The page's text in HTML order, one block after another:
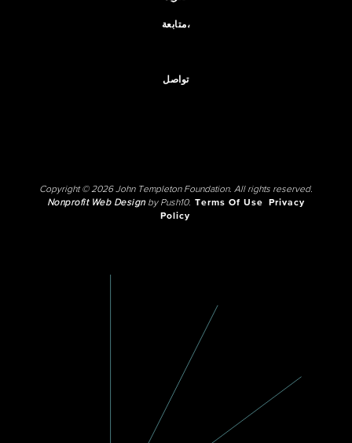
متابعة،
تواصل
Copyright © 2026 John Templeton Foundation. All rights reserved.
Nonprofit Web Designby Push10. Terms Of Use
Privacy
Policy